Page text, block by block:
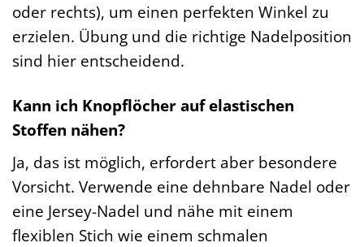
oder rechts), um einen perfekten Winkel zu
erzielen. Übung und die richtige Nadelposition
sind hier entscheidend.
Kann ich Knopflöcher auf elastischen
Stoffen nähen?
Ja, das ist möglich, erfordert aber besondere
Vorsicht. Verwende eine dehnbare Nadel oder
eine Jersey-Nadel und nähe mit einem
flexiblen Stich wie einem schmalen